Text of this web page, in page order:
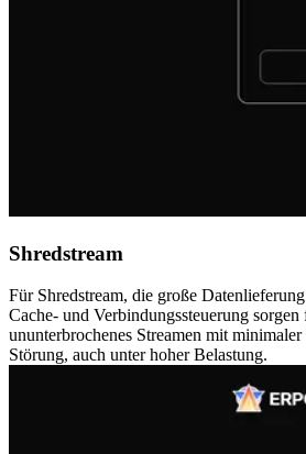
Shredstream
Für Shredstream, die große
Cache- und Verbindungssteuerung
ununterbrochenes Streamen mit
Störung, auch unter hoher Belastung.